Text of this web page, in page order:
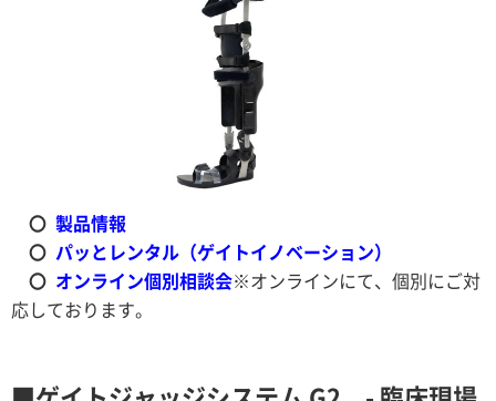
〇 製品情報
〇 パッとレンタル（ゲイトイノベーション）
〇 オンライン個別相談会※オンラインにて、個別にご対
応しております。